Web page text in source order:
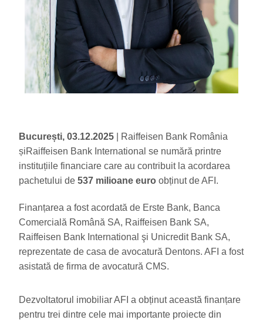
București, 03.12.2025
| Raiffeisen Bank România
șiRaiffeisen Bank International se numără printre
instituțiile financiare care au contribuit la acordarea
pachetului de 537 milioane euro obținut de AFI.
Finanțarea a fost acordată de Erste Bank, Banca
Comercială Română SA, Raiffeisen Bank SA,
Raiffeisen Bank International şi Unicredit Bank SA,
reprezentate de casa de avocatură Dentons. AFI a fost
asistată de firma de avocatură CMS.
Dezvoltatorul imobiliar AFI a obținut această finanțare
pentru trei dintre cele mai importante proiecte din